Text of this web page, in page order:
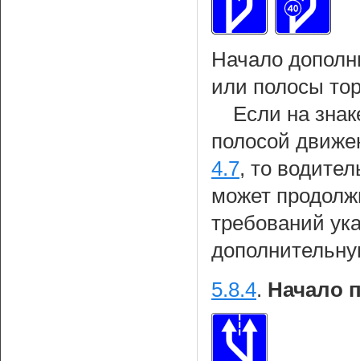
Начало
или полосы
Если на
полосой
4.7, то
может
требований
5.8.4. Начало